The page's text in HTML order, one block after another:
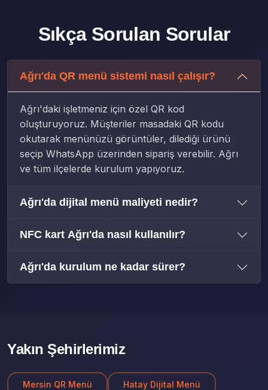
Sıkça Sorulan Sorular
Ağrı'da QR menü sistemi nasıl çalışır?
Ağrı'daki işletmeniz için özel QR kod
oluşturuyoruz. Müşteriler masadaki QR kodu
okutarak menünüzü görüntüler, dilediği ürünü
seçip WhatsApp üzerinden sipariş verebilir. Ağrı
ve tüm ilçelerde kurulum yapıyoruz.
Ağrı'da dijital menü maliyeti nedir?
NFC kart Ağrı'da nasıl kullanılır?
Ağrı'da kurulum ne kadar sürer?
Yakın Şehirlerimiz
Mersin QR Menü Hatay Dijital Menü